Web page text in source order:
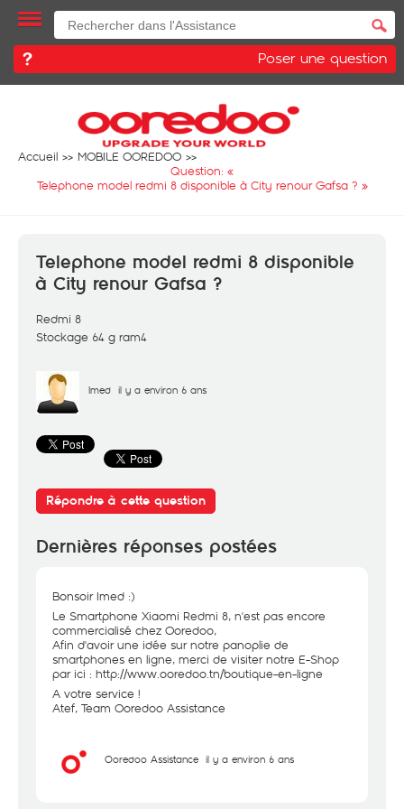
Poser une question
Accueil
MOBILE OOREDOO
Question: «
Telephone model redmi 8 disponible à City renour Gafsa ? »
Telephone model redmi 8 disponible
à City renour Gafsa ?
Redmi 8
Stockage 64 g ram4
Imed il y a environ 6 ans
Répondre à cette question
Dernières réponses postées
Bonsoir Imed :)
Le Smartphone Xiaomi Redmi 8, n'est pas encore
commercialisé chez Ooredoo,
Afin d'avoir une idée sur notre panoplie de
smartphones en ligne, merci de visiter notre E-Shop
par ici : http://www.ooredoo.tn/boutique-en-ligne
A votre service !
Atef, Team Ooredoo Assistance
Ooredoo Assistance il y a environ 6 ans